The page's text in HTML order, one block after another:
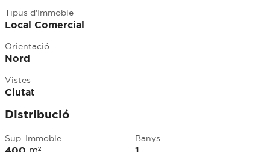
Tipus d'Immoble
Local Comercial
Orientació
Nord
Vistes
Ciutat
Distribució
Sup. Immoble Banys